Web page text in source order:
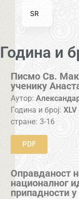
Година и
Писмо Св.
ученику
Аутор:
Година и број:XLV
стране: 3-16
PDF
Оправданост
националног
припадности
SR
EN